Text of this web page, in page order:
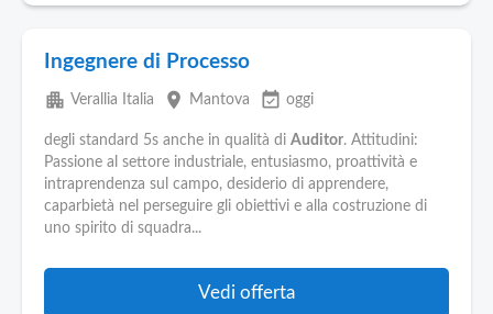
Ingegnere di Processo
apartment Verallia Italia place Mantova event_available oggi
degli standard 5s anche in qualità di Auditor. Attitudini:
Passione al settore industriale, entusiasmo, proattività e
intraprendenza sul campo, desiderio di apprendere,
caparbietà nel perseguire gli obiettivi e alla costruzione di
uno spirito di squadra...
Vedi offerta